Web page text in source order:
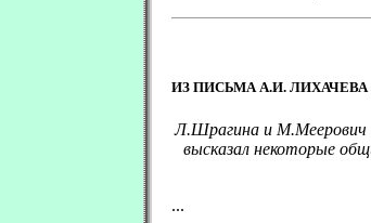
ИЗ ПИСЬМА А.И. ЛИХАЧЕВА
Л.Шрагина и М.Меерович
высказал некоторые
...